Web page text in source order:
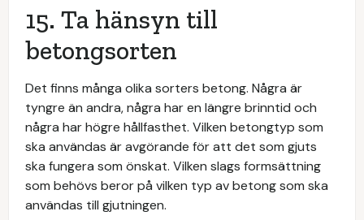
15. Ta hänsyn till
betongsorten
Det finns många olika sorters betong. Några är
tyngre än andra, några har en längre brinntid och
några har högre hållfasthet. Vilken betongtyp som
ska användas är avgörande för att det som gjuts
ska fungera som önskat. Vilken slags formsättning
som behövs beror på vilken typ av betong som ska
användas till gjutningen.